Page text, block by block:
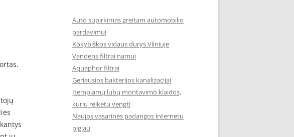
Auto supirkimas greitam automobilio
pardavimui
Kokybiškos vidaus durys Vilniuje
Vandens filtrai namui
Aquaphor filtrai
Geriausios bakterijos kanalizacijai
Įtempiamų lubų montavimo klaidos,
kurių reikėtų vengti
Naujos vasarinės padangos internetu
pigiau